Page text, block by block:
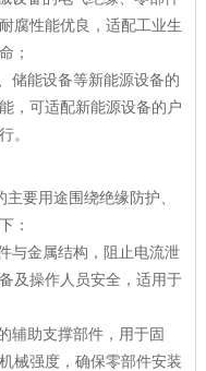
腐性能优良，适配工业生
；
储能设备等新能源设备的
，可适配新能源设备的户
。
要用途围绕绝缘防护、
：
与金属结构，阻止电流泄
及操作人员安全，适用于
辅助支撑部件，用于固
械强度，确保零部件安装